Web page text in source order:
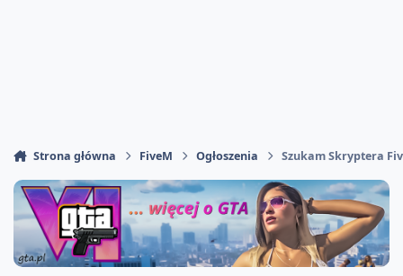
Strona główna FiveM Ogłoszenia Szukam Skryptera